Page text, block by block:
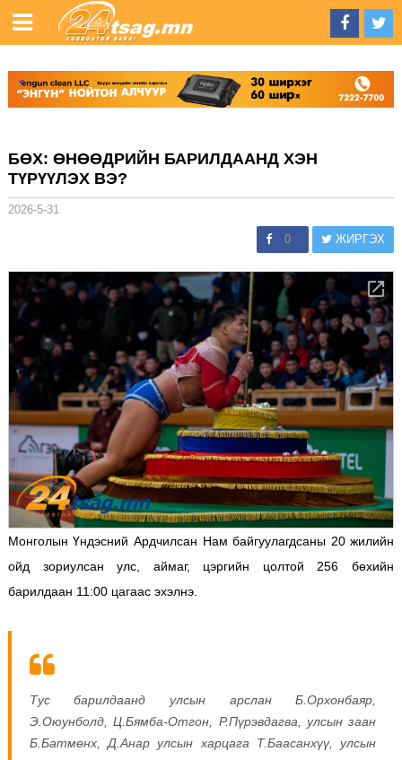
БӨХ: ӨНӨӨДРИЙН БАРИЛДААНД ХЭН
ТҮРҮҮЛЭХ ВЭ?
2026-5-31
0 ЖИРГЭХ
Монголын Үндэсний Ардчилсан Нам байгуулагдсаны 20 жилийн
ойд зориулсан улс, аймаг, цэргийн цолтой 256 бөхийн
барилдаан 11:00 цагаас эхэлнэ.
Тус барилдаанд улсын арслан Б.Орхонбаяр,
Э.Оюунболд, Ц.Бямба-Отгон, Р.Пүрэвдагва, улсын заан
Б.Батмөнх, Д.Анар улсын харцага Т.Баасанхүү, улсын